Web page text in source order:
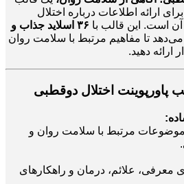
ارائه اطلاعات درباره اختلال
است. این قالب با
۳۶ اسلاید جذاب و
تا مفاهیم مرتبط با سلامت روان
ارائه دهید.
پاورپوینت اختلال دوقطبی
موضوعات مرتبط با سلامت روان و
علائم، درمان و راهکارهای